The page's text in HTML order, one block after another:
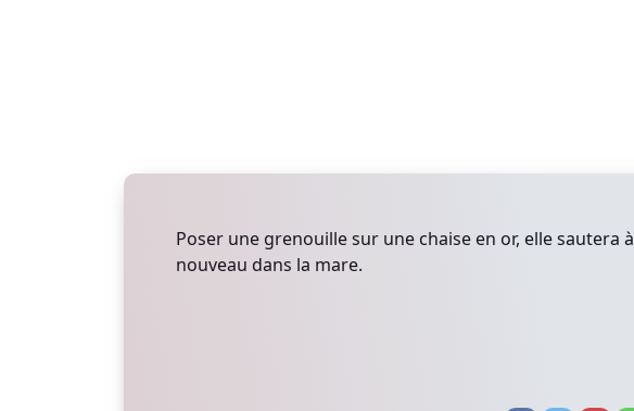
Poser une grenouille sur une chaise en or, elle sautera à
nouveau dans la mare.